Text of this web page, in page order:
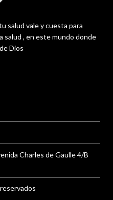
salud vale y cuesta para
salud , en este mundo donde
Dios
Charles de Gaulle 4/B